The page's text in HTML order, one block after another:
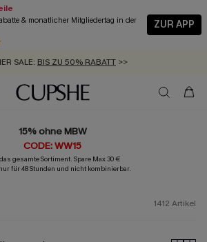
& monatlicher Mitgliedertag in der
ZUR APP
MIT JEDEM SCHNELLVERSAND-ARTIKEL >>
SALE:
BIS ZU -20% EXTRA ERHALTEN
VERSAND AB 89 €
15% ohne MBW
CODE: WW15
gesamte Sortiment. Spare Max 30 €
für 48 Stunden und nicht kombinierbar.
1412 Artikel